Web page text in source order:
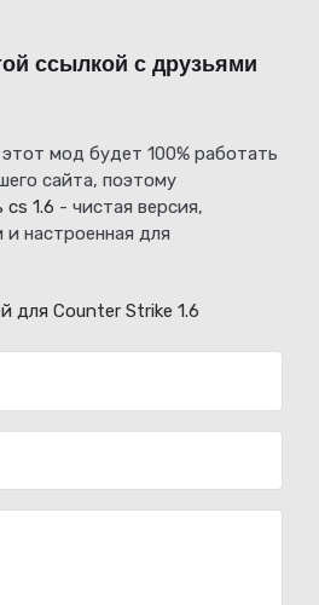
ссылкой с друзьями
мод будет 100% работать
сайта, поэтому
cs 1.6 - чистая версия,
настроенная для
для Counter Strike 1.6